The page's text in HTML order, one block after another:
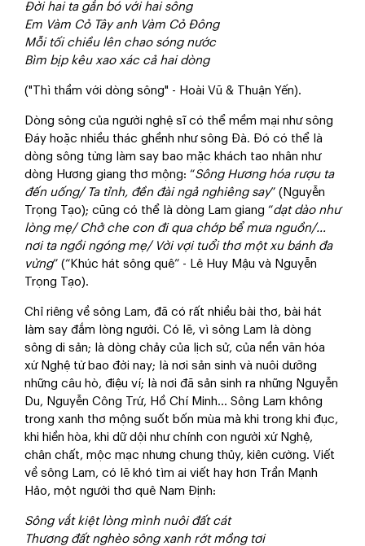
Đời hai ta gắn bó với hai sông
Em Vàm Cỏ Tây anh Vàm Cỏ Đông
Mỗi tối chiều lên chao sóng nước
Bìm bịp kêu xao xác cả hai dòng
("Thì thầm với dòng sông" - Hoài Vũ & Thuận Yến).
Dòng sông của người nghệ sĩ có thể mềm mại như sông
Đáy hoặc nhiều thác ghềnh như sông Đà. Đó có thể là
dòng sông từng làm say bao mặc khách tao nhân như
dòng Hương giang thơ mộng: “Sông Hương hóa rượu ta
đến uống/ Ta tỉnh, đền đài ngả nghiêng say” (Nguyễn
Trọng Tạo); cũng có thể là dòng Lam giang “dạt dào như
lòng mẹ/ Chở che con đi qua chớp bể mưa nguồn/…
nơi ta ngồi ngóng mẹ/ Vời vợi tuổi thơ một xu bánh đa
vừng” (“Khúc hát sông quê” - Lê Huy Mậu và Nguyễn
Trọng Tạo).
Chỉ riêng về sông Lam, đã có rất nhiều bài thơ, bài hát
làm say đắm lòng người. Có lẽ, vì sông Lam là dòng
sông di sản; là dòng chảy của lịch sử, của nền văn hóa
xứ Nghệ từ bao đời nay; là nơi sản sinh và nuôi dưỡng
những câu hò, điệu ví; là nơi đã sản sinh ra những Nguyễn
Du, Nguyễn Công Trứ, Hồ Chí Minh… Sông Lam không
trong xanh thơ mộng suốt bốn mùa mà khi trong khi đục,
khi hiền hòa, khi dữ dội như chính con người xứ Nghệ,
chân chất, mộc mạc nhưng chung thủy, kiên cường. Viết
về sông Lam, có lẽ khó tìm ai viết hay hơn Trần Mạnh
Hảo, một người thơ quê Nam Định:
Sông vắt kiệt lòng mình nuôi đất cát
Thương đất nghèo sông xanh rớt mồng tơi